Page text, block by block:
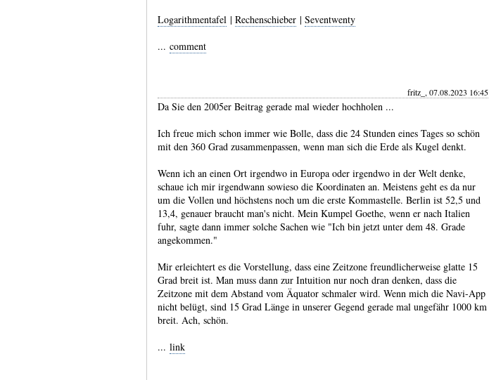
Logarithmentafel | Rechenschieber | Seventwenty
... comment
fritz_, 07.08.2023 16:45
Da Sie den 2005er Beitrag gerade mal wieder hochholen ...
Ich freue mich schon immer wie Bolle, dass die 24 Stunden eines Tages so schön
mit den 360 Grad zusammenpassen, wenn man sich die Erde als Kugel denkt.
Wenn ich an einen Ort irgendwo in Europa oder irgendwo in der Welt denke,
schaue ich mir irgendwann sowieso die Koordinaten an. Meistens geht es da nur
um die Vollen und höchstens noch um die erste Kommastelle. Berlin ist 52,5 und
13,4, genauer braucht man's nicht. Mein Kumpel Goethe, wenn er nach Italien
fuhr, sagte dann immer solche Sachen wie "Ich bin jetzt unter dem 48. Grade
angekommen."
Mir erleichtert es die Vorstellung, dass eine Zeitzone freundlicherweise glatte 15
Grad breit ist. Man muss dann zur Intuition nur noch dran denken, dass die
Zeitzone mit dem Abstand vom Äquator schmaler wird. Wenn mich die Navi-App
nicht belügt, sind 15 Grad Länge in unserer Gegend gerade mal ungefähr 1000 km
breit. Ach, schön.
... link